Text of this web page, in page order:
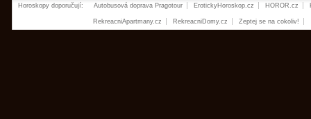
Horoskopy doporučují: Autobusová doprava Pragotour ErotickyHoroskop.cz HOROR.cz
RekreacniApartmany.cz RekreacniDomy.cz Zeptej se na cokoliv!